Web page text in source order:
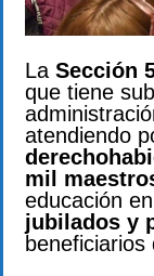
La Sección
que tiene
atendiendo
mil
educación
jubilados y
beneficiarios